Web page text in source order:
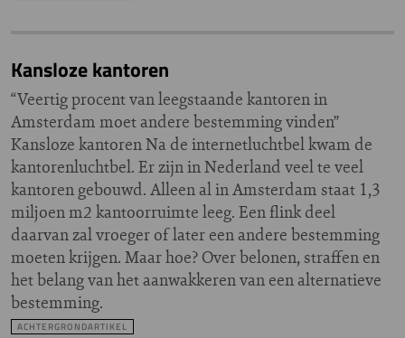
Kansloze kantoren
“Veertig procent van leegstaande kantoren in
Amsterdam moet andere bestemming vinden”
Kansloze kantoren Na de internetluchtbel kwam de
kantorenluchtbel. Er zijn in Nederland veel te veel
kantoren gebouwd. Alleen al in Amsterdam staat 1,3
miljoen m2 kantoorruimte leeg. Een flink deel
daarvan zal vroeger of later een andere bestemming
moeten krijgen. Maar hoe? Over belonen, straffen en
het belang van het aanwakkeren van een alternatieve
bestemming.
ACHTERGRONDARTIKEL